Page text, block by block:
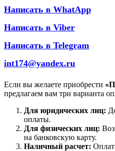
Написать в WhatApp
Написать в Viber
Написать в Telegram
int174@yandex.ru
Если вы желаете приобрести
предлагаем вам три варианта
Для юридических лиц:
оплаты.
Для физических лиц:
на банковскую карту.
Наличный расчет: